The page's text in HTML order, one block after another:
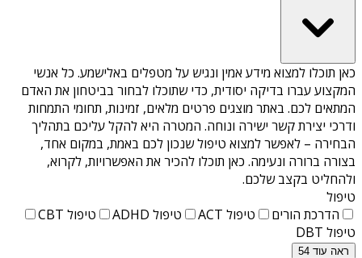
כאן תוכלו למצוא מידע אמין ונגיש על מטפלים באלישמע. כל אנשי
המקצוע עברו בדיקה יסודית, כדי שתוכלו לבחור בביטחון את האדם
המתאים לכם. באתר מוצגים פרטים מלאים, זמינות, תחומי התמחות
ודרכי יצירת קשר ישירה ונוחה. המטרה היא להקל עליכם בתהליך
הבחירה – לאפשר למצוא טיפול שנכון לכם באמת, במקום אחד,
בצורה ברורה ונעימה. כאן תוכלו להכיר את האפשרויות, לקרוא,
ולהחליט בקצב שלכם.
טיפול
הדרכת הורים
טיפול ACT טיפול ADHD
טיפול CBT
טיפול DBT
ראה עוד 54